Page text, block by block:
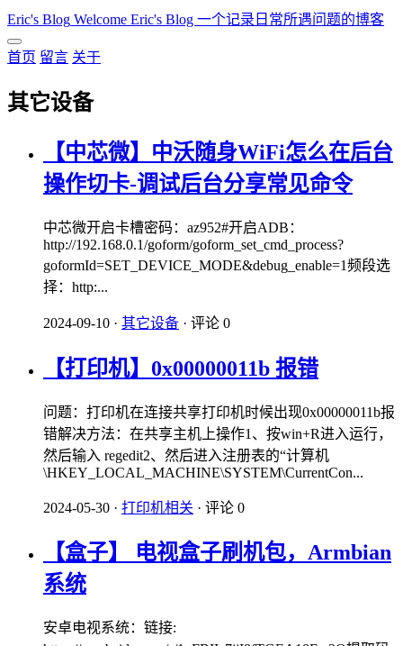
Eric's Blog Welcome Eric's Blog 一个记录日常所遇问题的博客
首页 留言 关于
其它设备
【中芯微】中沃随身WiFi怎么在后台
操作切卡-调试后台分享常见命令
中芯微开启卡槽密码：az952#开启ADB：
http://192.168.0.1/goform/goform_set_cmd_process?
goformId=SET_DEVICE_MODE&debug_enable=1频段选
择：http:...
2024-09-10 · 其它设备 · 评论 0
【打印机】0x00000011b 报错
问题：打印机在连接共享打印机时候出现0x00000011b报
错解决方法：在共享主机上操作1、按win+R进入运行，
然后输入 regedit2、然后进入注册表的“计算机
\HKEY_LOCAL_MACHINE\SYSTEM\CurrentCon...
2024-05-30 · 打印机相关 · 评论 0
【盒子】 电视盒子刷机包，Armbian
系统
安卓电视系统：链接: